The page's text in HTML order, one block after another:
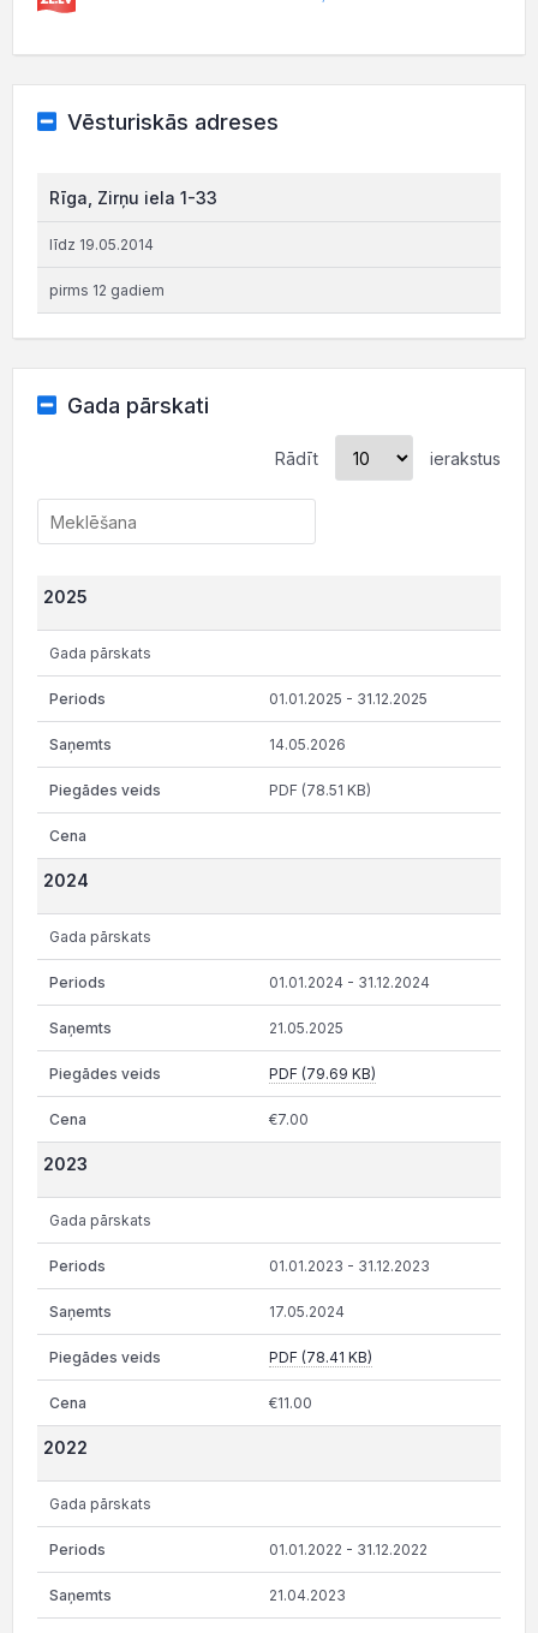
Vēsturiskās adreses
Rīga, Zirņu iela 1-33
līdz 19.05.2014
pirms 12 gadiem
Gada pārskati
Rādīt ierakstus
2025
Gada pārskats
01.01.2025 - 31.12.2025
14.05.2026
PDF (78.51 KB)
2024
Gada pārskats
01.01.2024 - 31.12.2024
21.05.2025
PDF (79.69 KB)
€7.00
2023
Gada pārskats
01.01.2023 - 31.12.2023
17.05.2024
PDF (78.41 KB)
€11.00
2022
Gada pārskats
01.01.2022 - 31.12.2022
21.04.2023